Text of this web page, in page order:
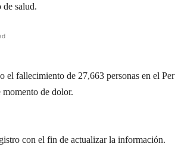
salud.
fallecimiento de 27,663 personas en el
momento de dolor.
con el fin de actualizar la información.